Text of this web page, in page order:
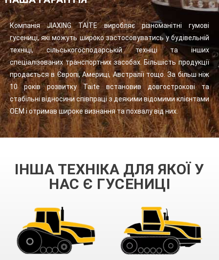
Компанія JIAXING TAITE виробляє різноманітні гумові
гусениці, які можуть широко застосовуватись у будівельній
техніці, сільськогосподарській техніці та інших
спеціалізованих транспортних засобах. Більшість продукції
продається в Європі, Америці, Австралії тощо. За більш ніж
10 років розвитку Taite встановив довгострокові та
стабільні відносини співпраці з деякими відомими клієнтами
OEM і отримав широке визнання та похвалу від них.
ІНША ТЕХНІКА ДЛЯ ЯКОЇ У
НАС Є ГУСЕНИЦІ